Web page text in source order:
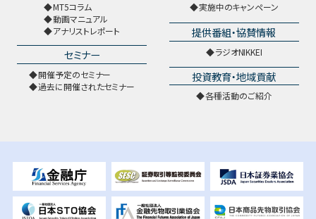
MT5コラム
動画マニュアル
アナリストレポート
セミナー
開催予定のセミナー
過去に開催されたセミナー
実施中のキャンペーン
提供番組・協賛情報
ラジオNIKKEI
投資教育・地域貢献
各種活動のご紹介